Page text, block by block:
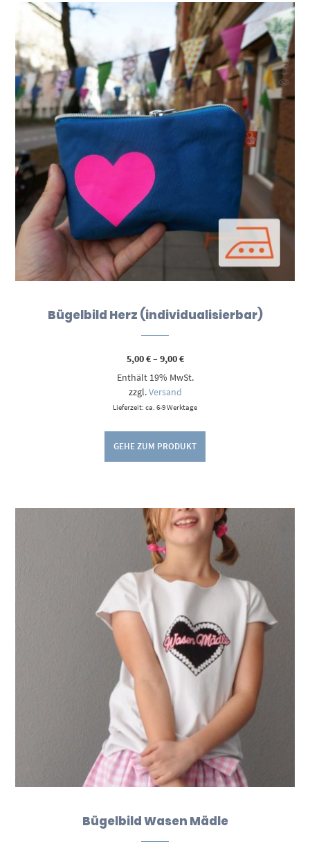
Bügelbild Herz (individualisierbar)
5,00€–9,00€Preisspanne:
bis
Enthält 19% MwSt.
zzgl.Versand
Lieferzeit: ca. 6-9 Werktage
GEHE ZUM PRODUKT
Bügelbild Wasen Mädle